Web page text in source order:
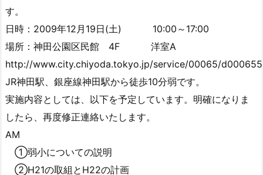
す。
日時：2009年12月19日(土) 10:00～17:00
場所：神田公園区民館 4F 洋室A
http://www.city.chiyoda.tokyo.jp/service/00065/
JR神田駅、銀座線神田駅から徒歩10分弱です。
実施内容としては、以下を予定しています。明確になりま
したら、再度修正連絡いたします。
AM
①弱小についての説明
②H21の取組とH22の計画